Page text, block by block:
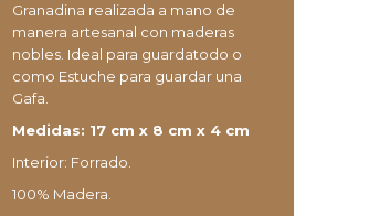
Granadina realizada a mano de
manera artesanal con maderas
nobles. Ideal para guardatodo o
como Estuche para guardar una
Gafa.
Medidas: 17 cm x 8 cm x 4 cm
Interior: Forrado.
100% Madera.